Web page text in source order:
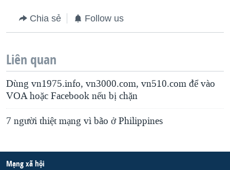
Chia sẻ Follow us
Liên quan
Dùng vn1975.info, vn3000.com, vn510.com để vào
VOA hoặc Facebook nếu bị chặn
7 người thiệt mạng vì bão ở Philippines
Mạng xã hội